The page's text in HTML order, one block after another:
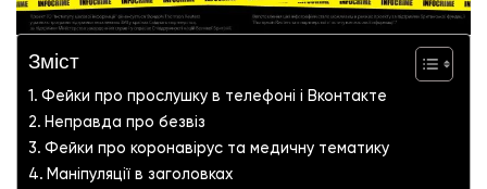
Зміст
Фейки про прослушку в телефоні і Вконтакте
Неправда про безвіз
Фейки про коронавірус та медичну тематику
Маніпуляції в заголовках